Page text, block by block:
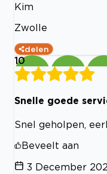
Kim
Zwolle
delen
10
Snelle goede
Snel geholpen,
Beveelt aan
3 December